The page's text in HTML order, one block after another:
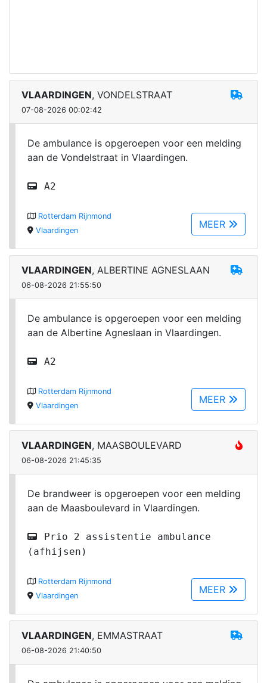
VLAARDINGEN, VONDELSTRAAT
07-08-2026 00:02:42
De ambulance is opgeroepen voor een melding
aan de Vondelstraat in Vlaardingen.
A2
MEER
Rotterdam Rijnmond
Vlaardingen
VLAARDINGEN, ALBERTINE AGNESLAAN
06-08-2026 21:55:50
De ambulance is opgeroepen voor een melding
aan de Albertine Agneslaan in Vlaardingen.
A2
MEER
Rotterdam Rijnmond
Vlaardingen
VLAARDINGEN, MAASBOULEVARD
06-08-2026 21:45:35
De brandweer is opgeroepen voor een melding
aan de Maasboulevard in Vlaardingen.
Prio 2 assistentie ambulance
(afhijsen)
MEER
Rotterdam Rijnmond
Vlaardingen
VLAARDINGEN, EMMASTRAAT
06-08-2026 21:40:50